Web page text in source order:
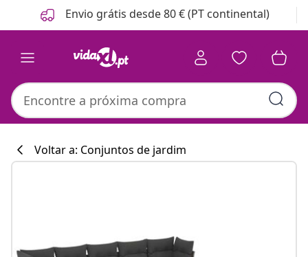
Anterior
Seguinte Envio grátis desde 80 € (PT continental)
Voltar a: Conjuntos de jardim